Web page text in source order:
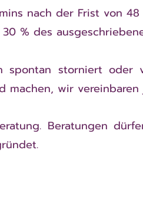
nach der Frist von
% des
spontan storniert oder
machen, wir
Beratungen